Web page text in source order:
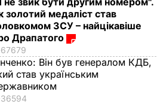
золотий медаліст став
ЗСУ – найцікавіше
Драпатого
67679
Він був генералом КДБ,
став українським
36594